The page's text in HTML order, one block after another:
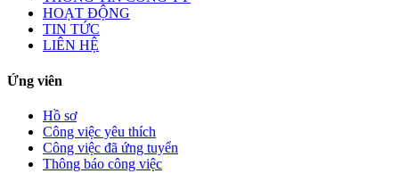
HOẠT ĐỘNG
TIN TỨC
LIÊN HỆ
Ứng viên
Hồ sơ
Công việc yêu thích
Công việc đã ứng tuyển
Thông báo công việc